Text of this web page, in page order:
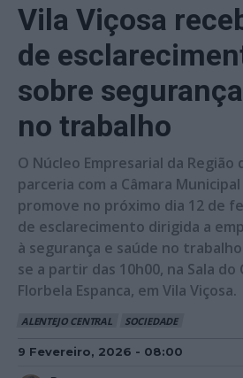
Vila Viçosa
de
sobre
no trabalho
O Núcleo Empresarial da Região
parceria com a Câmara
promove no próximo dia 12 de
de esclarecimento dirigida a
à segurança e saúde no
se a partir das 10h00, na Sala
Florbela Espanca, em Vila Viçosa.
ALENTEJO CENTRAL SOCIEDADE
9 Fevereiro, 2026 - 08:00